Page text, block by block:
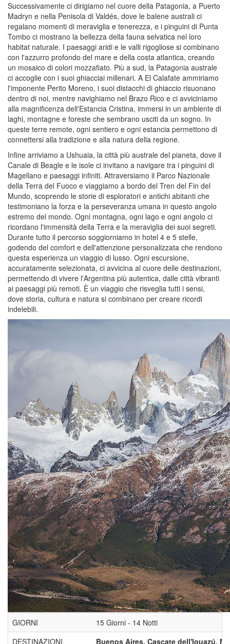
Successivamente ci dirigiamo nel cuore della Patagonia, a Puerto
Madryn e nella Penisola di Valdés, dove le balene australi ci
regalano momenti di meraviglia e tenerezza, e i pinguini di Punta
Tombo ci mostrano la bellezza della fauna selvatica nel loro
habitat naturale. I paesaggi aridi e le valli rigogliose si combinano
con l'azzurro profondo del mare e della costa atlantica, creando
un mosaico di colori mozzafiato. Più a sud, la Patagonia australe
ci accoglie con i suoi ghiacciai millenari. A El Calafate ammiriamo
l'imponente Perito Moreno, i suoi distacchi di ghiaccio risuonano
dentro di noi, mentre navighiamo nel Brazo Rico e ci avviciniamo
alla magnificenza dell'Estancia Cristina, immersi in un ambiente di
laghi, montagne e foreste che sembrano usciti da un sogno. In
queste terre remote, ogni sentiero e ogni estancia permettono di
connettersi alla tradizione e alla natura della regione.
Infine arriviamo a Ushuaia, la città più australe del pianeta, dove il
Canale di Beagle e le isole ci invitano a navigare tra i pinguini di
Magellano e paesaggi infiniti. Attraversiamo il Parco Nazionale
della Terra del Fuoco e viaggiamo a bordo del Tren del Fin del
Mundo, scoprendo le storie di esploratori e antichi abitanti che
testimoniano la forza e la perseveranza umana in questo angolo
estremo del mondo. Ogni montagna, ogni lago e ogni angolo ci
ricordano l'immensità della Terra e la meraviglia dei suoi segreti.
Durante tutto il percorso soggiorniamo in hotel 4 e 5 stelle,
godendo del comfort e dell'attenzione personalizzata che rendono
questa esperienza un viaggio di lusso. Ogni escursione,
accuratamente selezionata, ci avvicina al cuore delle destinazioni,
permettendo di vivere l'Argentina più autentica, dalle città vibranti
ai paesaggi più remoti. È un viaggio che risveglia tutti i sensi,
dove storia, cultura e natura si combinano per creare ricordi
indelebili.
GIORNI
15 Giorni - 14 Notti
DESTINAZIONI
Buenos Aires, Cascate dell'Iguazú,